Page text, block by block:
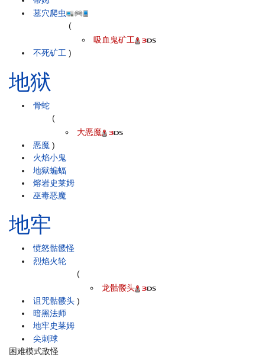
墓穴爬虫
不死矿工
(
吸血鬼矿工
)
地狱
骨蛇
恶魔
(
大恶魔
)
火焰小鬼
地狱蝙蝠
熔岩史莱姆
巫毒恶魔
地牢
愤怒骷髅怪
烈焰火轮
诅咒骷髅头
(
龙骷髅头
)
暗黑法师
地牢史莱姆
尖刺球
困难模式敌怪